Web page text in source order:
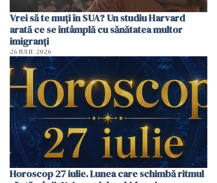
Vrei să te muți în SUA? Un studiu Harvard
arată ce se întâmplă cu sănătatea multor
imigranți
26 IULIE 2026
Horoscop 27 iulie. Lunea care schimbă ritmul